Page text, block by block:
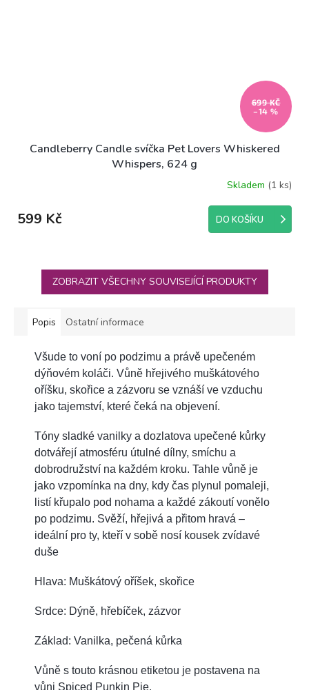
699 KČ
–14 %
Candleberry Candle svíčka Pet Lovers Whiskered
Whispers, 624 g
Skladem (1 ks)
599 Kč DO KOŠÍKU
ZOBRAZIT VŠECHNY SOUVISEJÍCÍ PRODUKTY
Popis Ostatní informace
Všude to voní po podzimu a právě upečeném
dýňovém koláči. Vůně hřejivého muškátového
oříšku, skořice a zázvoru se vznáší ve vzduchu
jako tajemství, které čeká na objevení.
Tóny sladké vanilky a dozlatova upečené kůrky
dotvářejí atmosféru útulné dílny, smíchu a
dobrodružství na každém kroku. Tahle vůně je
jako vzpomínka na dny, kdy čas plynul pomaleji,
listí křupalo pod nohama a každé zákoutí vonělo
po podzimu. Svěží, hřejivá a přitom hravá –
ideální pro ty, kteří v sobě nosí kousek zvídavé
duše
Hlava: Muškátový oříšek, skořice
Srdce: Dýně, hřebíček, zázvor
Základ: Vanilka, pečená kůrka
Vůně s touto krásnou etiketou je postavena na
vůni Spiced Punkin Pie.